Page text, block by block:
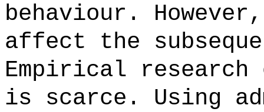
behaviour.
affect the
Empirical
is scarce. Using